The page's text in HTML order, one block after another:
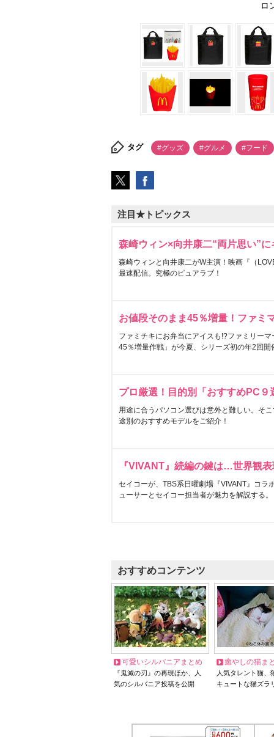
ロ
タグ #グッズ #グルメ #フード
注目★トピックス
森崎ウィン×向井康二“両片思い”
森崎ウィンと向井康二がW主演！映画『（
最速配信。究極のピュアラブ！
お値段そのまま45％増量！ファミ
ファミチキにお弁当にアイスも!?ファミリー
45％増量作戦」が今夏、シリーズ初の年2回開
プロ厳選！目的別「おすすめPC９
用途に合うパソコン選びは意外と難しい。そ
途別のおすすめモデルをご紹介！
『VIVANT』続編の鍵は…世界観
セイコーが、TBS系日曜劇場『VIVANT』コラ
ューサーとセイコー担当者が魅力を解説する。
おすすめコンテンツ
可愛いシルバニアまとめ
『鬼滅の刃』の再現ほか、人
気のシルバニア投稿を公開
癒やしの猫ま
人気タレント猫
キュートな猫ズラ